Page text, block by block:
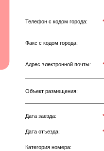
Телефон с кодом города: *
Факс с кодом города:
Адрес электронной почты: *
Объект размещения:
Дата заезда: *
Дата отъезда: *
Категория номера: